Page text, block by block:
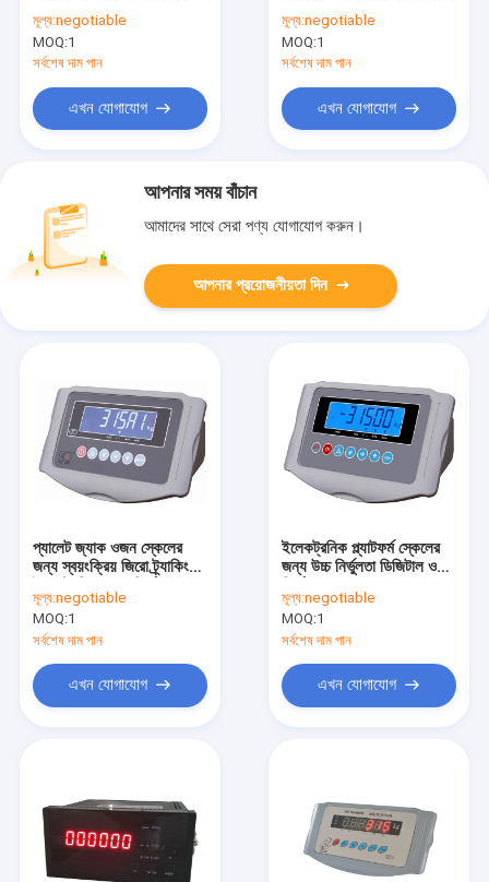
মূল্য:negotiable
MOQ:1
সর্বশেষ দাম পান
এখন যোগাযোগ
মূল্য:negotiable
MOQ:1
সর্বশেষ দাম পান
এখন যোগাযোগ
আপনার সময় বাঁচান
আমাদের সাথে সেরা পণ্য যোগাযোগ করুন।
আপনার প্রয়োজনীয়তা দিন
প্যালেট জ্যাক ওজন স্কেলের
জন্য স্বয়ংক্রিয় জিরো ট্র্যাকিং
মূল্য:negotiable
MOQ:1
সর্বশেষ দাম পান
এখন যোগাযোগ
ইলেকট্রনিক প্ল্যাটফর্ম স্কেলের
জন্য উচ্চ নির্ভুলতা ডিজিটাল ওজন
মূল্য:negotiable
MOQ:1
সর্বশেষ দাম পান
এখন যোগাযোগ